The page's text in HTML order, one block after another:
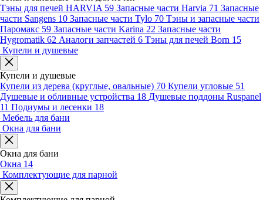
Тэны для печей HARVIA 59 Запасные части Harvia 71 Запасные
части Sangens 10 Запасные части Tylo 70 Тэны и запасные части
Паромакс 59 Запасные части Karina 22 Запасные части
Hygromatik 62 Аналоги запчастей 6 Тэны для печей Born 15
Купели и душевые
Купели и душевые
Купели из дерева (круглые, овальные) 70 Купели угловые 51
Душевые и обливные устройства 18 Душевые поддоны Ruspanel
11 Подиумы и лесенки 18
Мебель для бани
Окна для бани
Окна для бани
Окна 14
Комплектующие для парной